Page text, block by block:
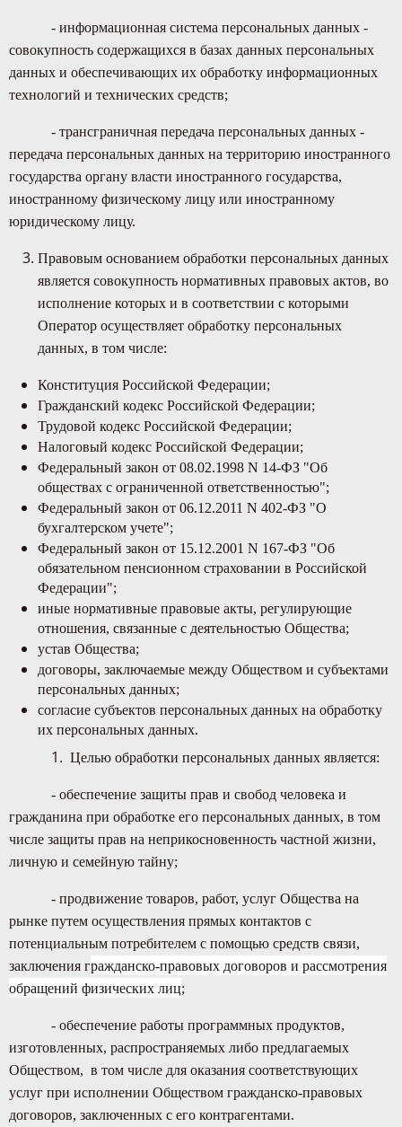
- информационная система персональных данных -
совокупность содержащихся в базах данных персональных
данных и обеспечивающих их обработку информационных
технологий и технических средств;
- трансграничная передача персональных данных -
передача персональных данных на территорию иностранного
государства органу власти иностранного государства,
иностранному физическому лицу или иностранному
юридическому лицу.
Правовым основанием обработки персональных данных
является совокупность нормативных правовых актов, во
исполнение которых и в соответствии с которыми
Оператор осуществляет обработку персональных
данных, в том числе:
Конституция Российской Федерации;
Гражданский кодекс Российской Федерации;
Трудовой кодекс Российской Федерации;
Налоговый кодекс Российской Федерации;
Федеральный закон от 08.02.1998 N 14-ФЗ "Об
обществах с ограниченной ответственностью";
Федеральный закон от 06.12.2011 N 402-ФЗ "О
бухгалтерском учете";
Федеральный закон от 15.12.2001 N 167-ФЗ "Об
обязательном пенсионном страховании в Российской
Федерации";
иные нормативные правовые акты, регулирующие
отношения, связанные с деятельностью Общества;
устав Общества;
договоры, заключаемые между Обществом и субъектами
персональных данных;
согласие субъектов персональных данных на обработку
их персональных данных.
Целью обработки персональных данных является:
- обеспечение защиты прав и свобод человека и
гражданина при обработке его персональных данных, в том
числе защиты прав на неприкосновенность частной жизни,
личную и семейную тайну;
- продвижение товаров, работ, услуг Общества на
рынке путем осуществления прямых контактов с
потенциальным потребителем с помощью средств связи,
заключения гражданско-правовых договоров и рассмотрения
обращений физических лиц;
- обеспечение работы программных продуктов,
изготовленных, распространяемых либо предлагаемых
Обществом, в том числе для оказания соответствующих
услуг при исполнении Обществом гражданско-правовых
договоров, заключенных с его контрагентами.